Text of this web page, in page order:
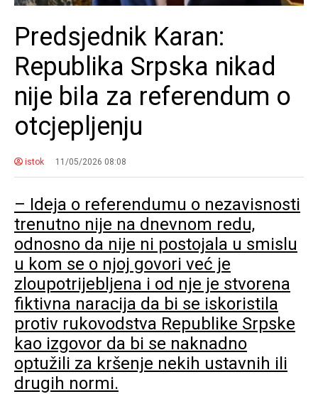
Predsjednik Karan:
Republika Srpska nikad
nije bila za referendum o
otcjepljenju
istok 11/05/2026 08:08
– Ideja o referendumu o nezavisnosti
trenutno nije na dnevnom redu,
odnosno da nije ni postojala u smislu
u kom se o njoj govori već je
zloupotrijebljena i od nje je stvorena
fiktivna naracija da bi se iskoristila
protiv rukovodstva Republike Srpske
kao izgovor da bi se naknadno
optužili za kršenje nekih ustavnih ili
drugih normi.